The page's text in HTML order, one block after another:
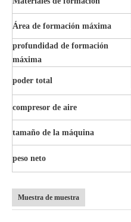
Área de formación máxima
profundidad de formación
máxima
poder total
compresor de aire
tamaño de la máquina
peso neto
Muestra de muestra